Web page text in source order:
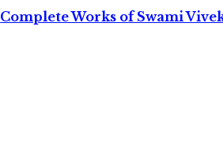
Complete Works of Swami